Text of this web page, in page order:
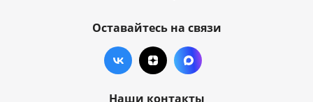
Оставайтесь на связи
Наши контакты